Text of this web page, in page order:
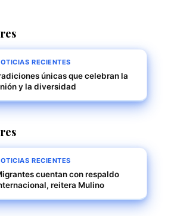
RECIENTES
únicas que celebran la
y la diversidad
RECIENTES
cuentan con respaldo
reitera Mulino